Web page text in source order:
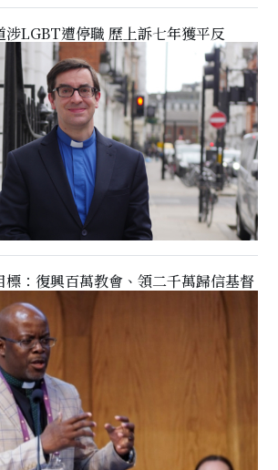
涉LGBT遭停職 歷上訴七年獲平反
標：復興百萬教會、領二千萬歸信基督